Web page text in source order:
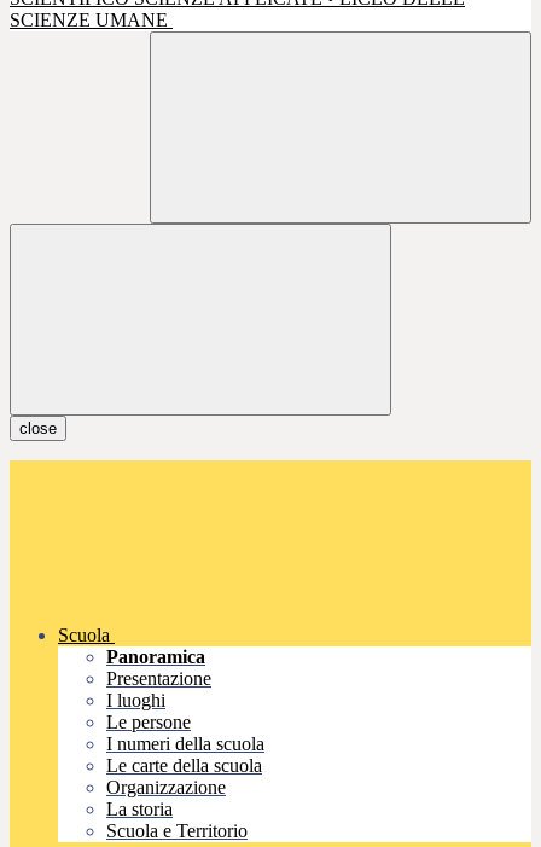
SCIENZE UMANE
close
Scuola
Panoramica
Presentazione
I luoghi
Le persone
I numeri della scuola
Le carte della scuola
Organizzazione
La storia
Scuola e Territorio